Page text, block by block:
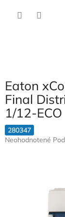
Eaton
Final
1/12-ECO
280347
Priemerné
Neohodnotené